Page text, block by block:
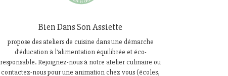
Bien Dans Son Assiette
propose des ateliers de cuisine dans une démarche
d'éducation à l'alimentation équilibrée et éco-
responsable. Rejoignez-nous à notre atelier culinaire ou
contactez-nous pour une animation chez vous (écoles,